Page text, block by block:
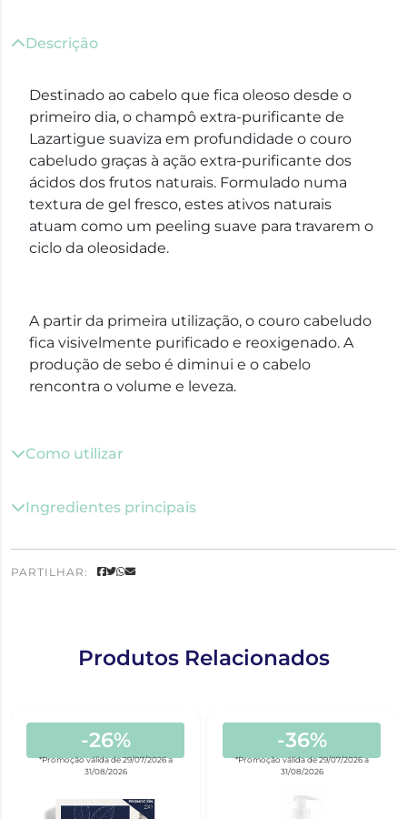
Descrição
Destinado ao cabelo que fica oleoso desde o
primeiro dia, o champô extra-purificante de
Lazartigue suaviza em profundidade o couro
cabeludo graças à ação extra-purificante dos
ácidos dos frutos naturais. Formulado numa
textura de gel fresco, estes ativos naturais
atuam como um peeling suave para travarem o
ciclo da oleosidade.
A partir da primeira utilização, o couro cabeludo
fica visivelmente purificado e reoxigenado. A
produção de sebo é diminui e o cabelo
rencontra o volume e leveza.
Como utilizar
Ingredientes principais
PARTILHAR:
Produtos Relacionados
-26%
*Promoção válida de 29/07/2026 a
31/08/2026
-36%
*Promoção válida de 29/07/2026 a
31/08/2026